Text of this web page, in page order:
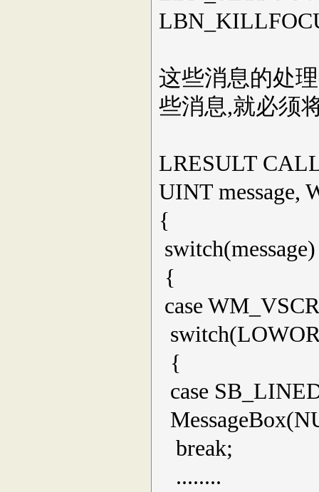
这些消息的处
些消息,就必须
LRESULT
UINT message,
{
switch(message)
{
case
{
case
break;
........